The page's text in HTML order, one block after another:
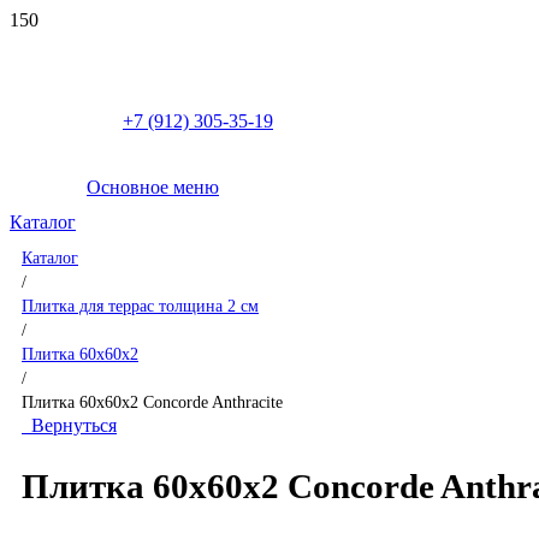
+7 (912) 305-35-19
Основное меню
Каталог
Каталог
/
Плитка для террас толщина 2 см
/
Плитка 60x60x2
/
Плитка 60x60x2 Concorde Anthracite
Вернуться
Плитка 60x60x2 Concorde